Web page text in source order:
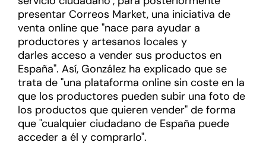
presentar Correos Market, una iniciativa de
venta online que "nace para ayudar a
productores y artesanos locales y
darles acceso a vender sus productos en
España". Así, González ha explicado que se
trata de "una plataforma online sin coste en la
que los productores pueden subir una foto de
los productos que quieren vender" de forma
que "cualquier ciudadano de España puede
acceder a él y comprarlo".